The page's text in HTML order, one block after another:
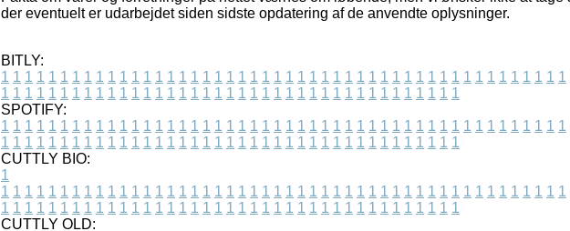
der eventuelt er udarbejdet siden sidste opdatering af de anvendte oplysninger.
BITLY:
1 1 1 1 1 1 1 1 1 1 1 1 1 1 1 1 1 1 1 1 1 1 1 1 1 1 1 1 1 1 1 1 1 1 1 1 1 1 1 1 1 1 1 1 1 1 1 1
1 1 1 1 1 1 1 1 1 1 1 1 1 1 1 1 1 1 1 1 1 1 1 1 1 1 1 1 1 1 1 1 1 1 1 1 1 1 1
SPOTIFY:
1 1 1 1 1 1 1 1 1 1 1 1 1 1 1 1 1 1 1 1 1 1 1 1 1 1 1 1 1 1 1 1 1 1 1 1 1 1 1 1 1 1 1 1 1 1 1 1
1 1 1 1 1 1 1 1 1 1 1 1 1 1 1 1 1 1 1 1 1 1 1 1 1 1 1 1 1 1 1 1 1 1 1 1 1 1 1
CUTTLY BIO:
1
1 1 1 1 1 1 1 1 1 1 1 1 1 1 1 1 1 1 1 1 1 1 1 1 1 1 1 1 1 1 1 1 1 1 1 1 1 1 1 1 1 1 1 1 1 1 1 1
1 1 1 1 1 1 1 1 1 1 1 1 1 1 1 1 1 1 1 1 1 1 1 1 1 1 1 1 1 1 1 1 1 1 1 1 1 1 1
CUTTLY OLD: